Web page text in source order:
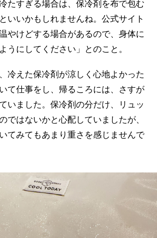
たすぎる場合は、保冷剤を布で包む
いいかもしれませんね。公式サイト
やけどする場合があるので、身体に
うにしてください」とのこと。
冷えた保冷剤が涼しく心地よかった
て仕事をし、帰るころには、さすが
いました。保冷剤の分だけ、リュッ
ではないかと心配していましたが、
てみてもあまり重さを感じませんで